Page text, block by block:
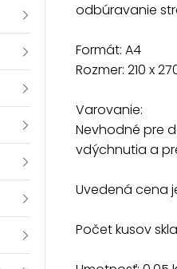
odbúravanie
Formát: A4
Rozmer: 210 x
Varovanie:
Nevhodné pre
vdýchnutia a
Uvedená cena
Počet kusov